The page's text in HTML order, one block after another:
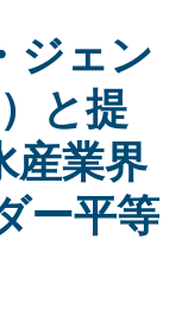
ジェン
と提
産業界
ー平等